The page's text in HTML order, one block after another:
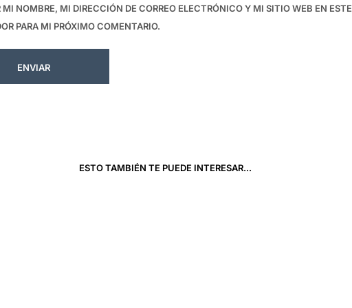
MI NOMBRE, MI DIRECCIÓN DE CORREO ELECTRÓNICO Y MI SITIO WEB EN ESTE
PARA MI PRÓXIMO COMENTARIO.
ESTO TAMBIÉN TE PUEDE INTERESAR...